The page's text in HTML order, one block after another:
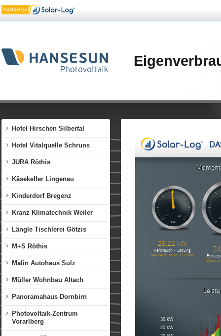
Fintes Hittisau
Gerster Autohaus Dornbirn
Hotel Hirschen Silbertal
Hotel Vitalquelle Schruns
JURA Röthis
Käsekeller Lingenau
Kinderdorf Bregenz
Kranz Klimatechnik Weiler
Längle Tischlerei Götzis
M+S Röthis
Malin Autohaus Sulz
Müller Wohnbau Altach
Panoramahaus Dornbirn
Photovoltaik-Zentrum
Vorarlberg